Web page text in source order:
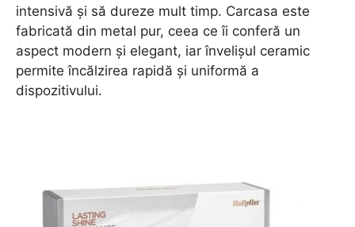
intensivă și să dureze mult timp. Carcasa este
fabricată din metal pur, ceea ce îi conferă un
aspect modern și elegant, iar învelișul ceramic
permite încălzirea rapidă și uniformă a
dispozitivului.